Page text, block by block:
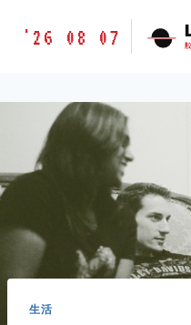
胶
味
LETSFILM
'26 08 07 胶
生活